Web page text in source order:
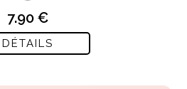
7.90 €
DÉTAILS